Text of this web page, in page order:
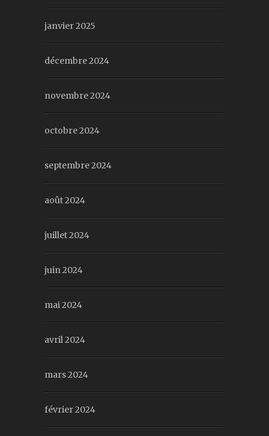
janvier 2025
décembre 2024
novembre 2024
octobre 2024
septembre 2024
août 2024
juillet 2024
juin 2024
mai 2024
avril 2024
mars 2024
février 2024